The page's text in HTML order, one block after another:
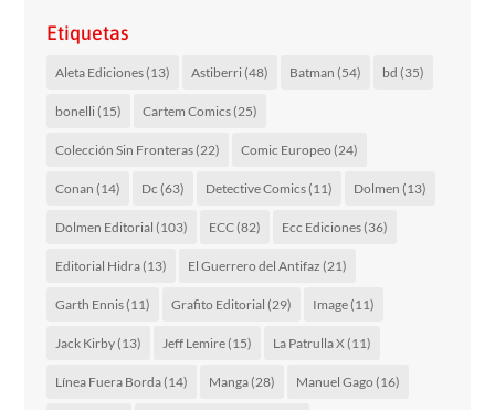
Etiquetas
Aleta Ediciones(13) Astiberri(48) Batman (54) bd (35)
bonelli(15) Cartem Comics(25)
Colección Sin Fronteras(22) Comic Europeo (24)
Conan (14) Dc (63) Detective Comics(11) Dolmen (13)
Dolmen Editorial (103) ECC(82) Ecc Ediciones(36)
Editorial Hidra(13) El Guerrero del Antifaz (21)
Garth Ennis(11) Grafito Editorial (29) Image(11)
Jack Kirby(13) Jeff Lemire(15) La Patrulla X(11)
Línea Fuera Borda(14) Manga(28) Manuel Gago (16)